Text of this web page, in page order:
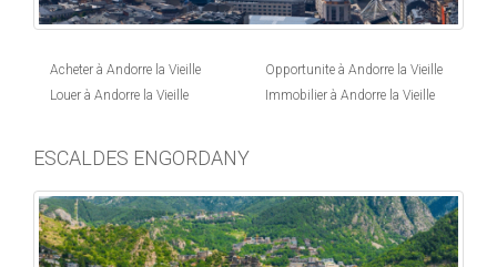
Acheter à Andorre la Vieille
Louer à Andorre la Vieille
Opportunite à Andorre la Vieille
Immobilier à Andorre la Vieille
ESCALDES ENGORDANY